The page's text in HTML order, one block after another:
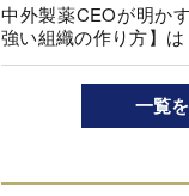
中外製薬CEOが明か
強い組織の作り方】は
一覧